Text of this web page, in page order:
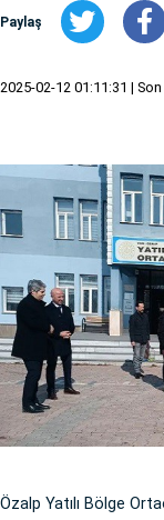
Paylaş
2025-02-12 01:11:31 |
Özalp Yatılı Bölge